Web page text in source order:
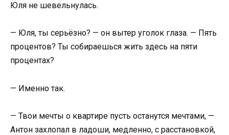
Юля не шевельнулась.
— Юля, ты серьёзно? — он вытер уголок глаза. — Пять
процентов? Ты собираешься жить здесь на пяти
процентах?
— Именно так.
— Твои мечты о квартире пусть останутся мечтами, —
Антон захлопал в ладоши, медленно, с расстановкой,